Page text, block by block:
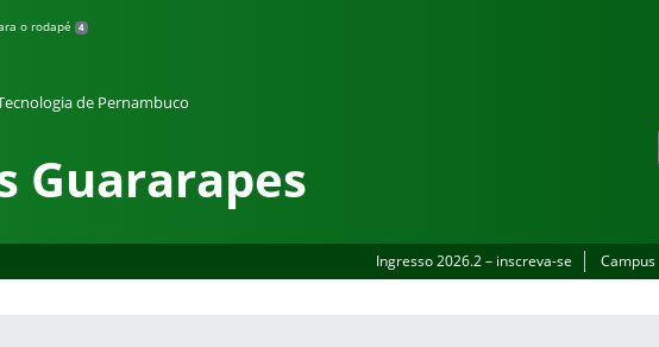
o rodapé 4
de Pernambuco
Guararapes
Ingresso 2026.2 – inscreva-se Campus